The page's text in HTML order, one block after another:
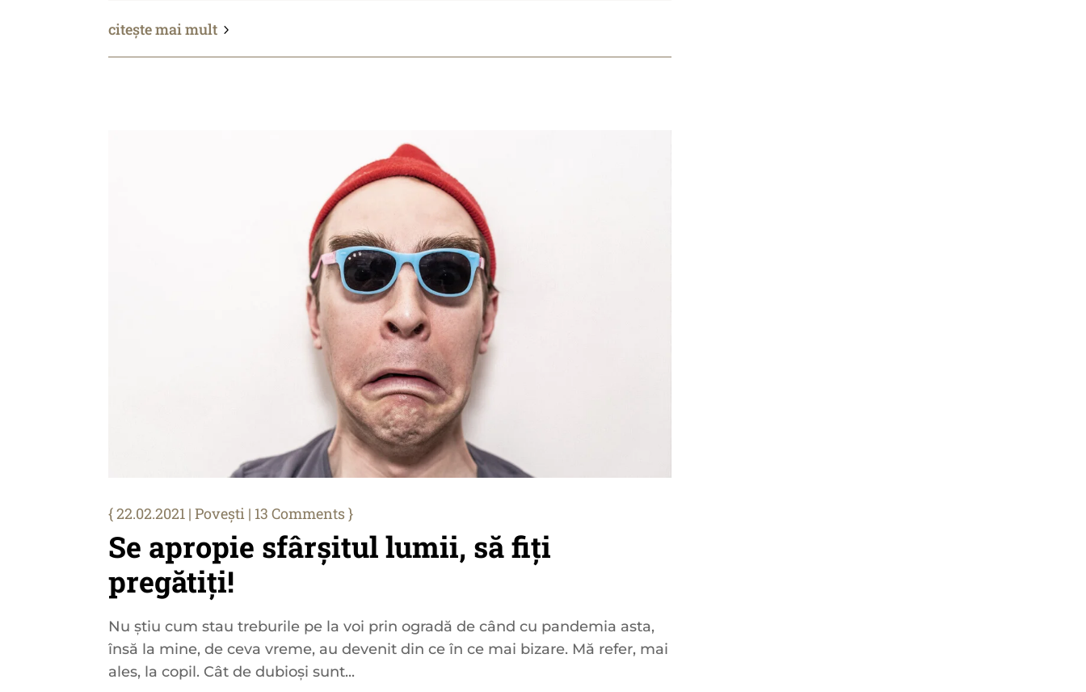
citește mai mult
Se apropie sfârșitul lumii, să fiți
pregătiți!
22.02.2021 |Povești | 13 Comments
Nu știu cum stau treburile pe la voi prin ogradă de când cu pandemia asta,
însă la mine, de ceva vreme, au devenit din ce în ce mai bizare. Mă refer, mai
ales, la copil. Cât de dubioși sunt...